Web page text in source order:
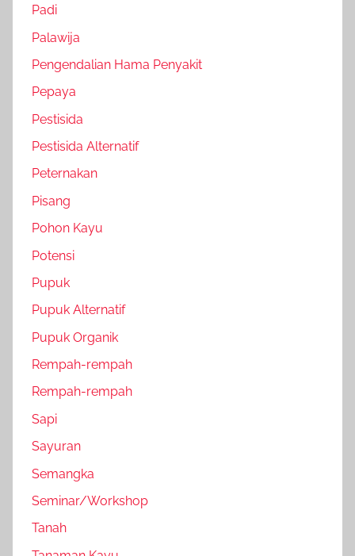
Padi
Palawija
Pengendalian Hama Penyakit
Pepaya
Pestisida
Pestisida Alternatif
Peternakan
Pisang
Pohon Kayu
Potensi
Pupuk
Pupuk Alternatif
Pupuk Organik
Rempah-rempah
Rempah-rempah
Sapi
Sayuran
Semangka
Seminar/Workshop
Tanah